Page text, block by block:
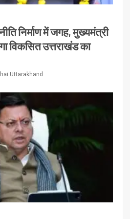
निर्माण में जगह, मुख्यमंत्री
विकसित उत्तराखंड का
Uttarakhand